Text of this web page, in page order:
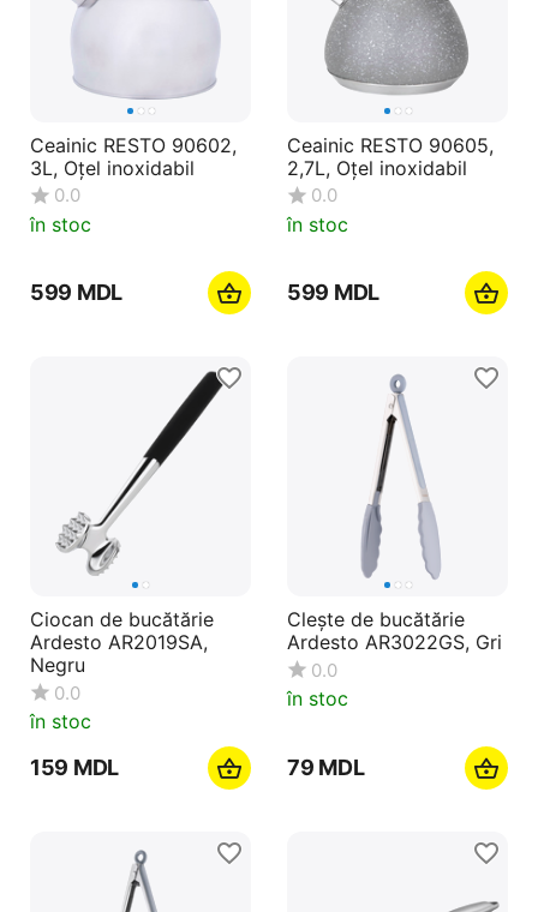
Ceainic RESTO 90602,
3L, Oțel inoxidabil
0.0
în stoc
‍599‍ MDL
Ceainic RESTO 90605,
2,7L, Oțel inoxidabil
0.0
în stoc
‍599‍ MDL
Ciocan de bucătărie
Ardesto AR2019SA,
Negru
0.0
în stoc
‍159‍ MDL
Clește de bucătărie
Ardesto AR3022GS, Gri
0.0
în stoc
‍79‍ MDL